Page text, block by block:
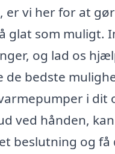
er vi her for at
glat som muligt.
og lad os
de bedste
i dit
ved hånden,
beslutning og få